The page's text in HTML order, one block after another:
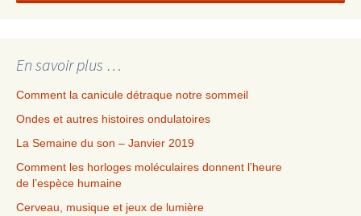
En savoir plus …
Comment la canicule détraque notre sommeil
Ondes et autres histoires ondulatoires
La Semaine du son – Janvier 2019
Comment les horloges moléculaires donnent l’heure
de l’espèce humaine
Cerveau, musique et jeux de lumière